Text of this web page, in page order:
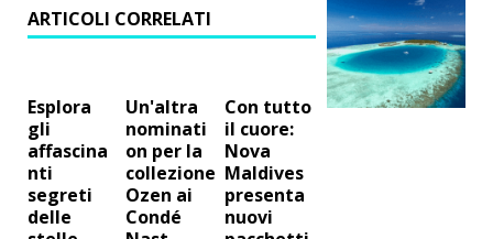
ARTICOLI CORRELATI
Esplora
gli
affascina
nti
segreti
delle
Un'altra
nominati
on per la
collezione
Ozen ai
Condé
Con tutto
il cuore:
Nova
Maldives
presenta
nuovi